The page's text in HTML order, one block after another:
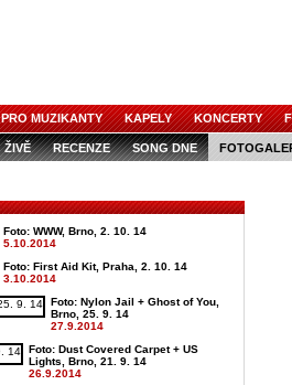
PRO MUZIKANTY KAPELY KONCERTY
ŽIVĚ RECENZE SONG DNE
Foto: WWW, Brno, 2. 10. 14
5.10.2014
Foto: First Aid Kit, Praha, 2. 10. 14
3.10.2014
Foto: Nylon Jail + Ghost of You,
Brno, 25. 9. 14
27.9.2014
Foto: Dust Covered Carpet + US
Lights, Brno, 21. 9. 14
26.9.2014